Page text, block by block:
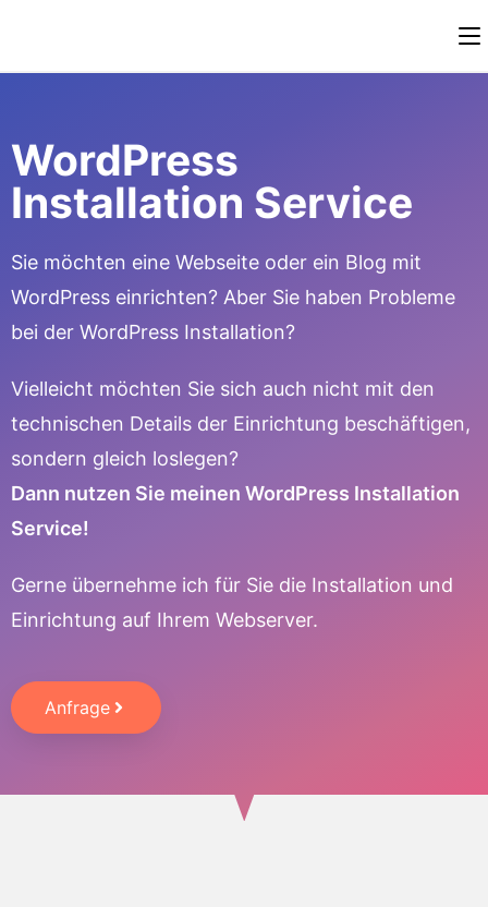
WordPress
Installation Service
Sie möchten eine Webseite oder ein Blog mit
WordPress einrichten? Aber Sie haben Probleme
bei der WordPress Installation?
Vielleicht möchten Sie sich auch nicht mit den
technischen Details der Einrichtung beschäftigen,
sondern gleich loslegen?
Dann nutzen Sie meinen WordPress Installation
Service!
Gerne übernehme ich für Sie die Installation und
Einrichtung auf Ihrem Webserver.
Anfrage